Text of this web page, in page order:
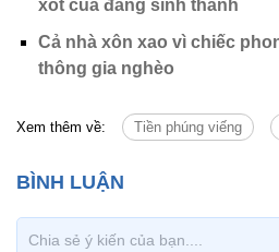
xót của đấng sinh thành
Cả nhà xôn xao vì chiếc
thông gia nghèo
Xem thêm về: Tiền phúng viếng